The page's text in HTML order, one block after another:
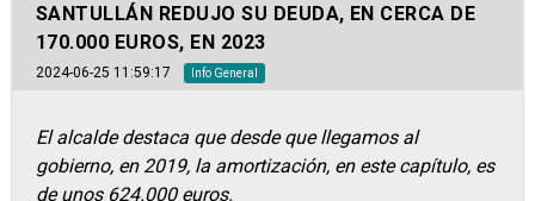
SANTULLÁN REDUJO SU DEUDA, EN CERCA DE
170.000 EUROS, EN 2023
2024-06-25 11:59:17 Info General
El alcalde destaca que desde que llegamos al
gobierno, en 2019, la amortización, en este capítulo, es
de unos 624.000 euros.